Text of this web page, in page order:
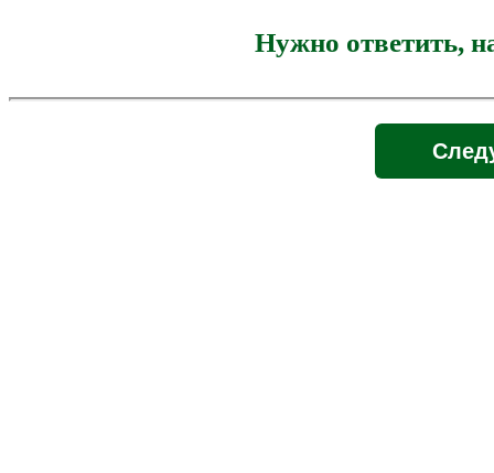
Нужно ответить,